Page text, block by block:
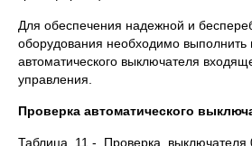
Для обеспечения надежной и
оборудования необходимо выполнить
автоматического выключателя
управления.
Проверка автоматического
Таблица 11 - Проверка выключателя